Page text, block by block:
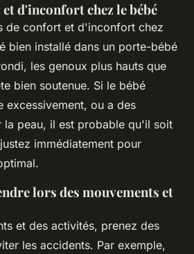
d'inconfort chez le bébé
de confort et d'inconfort chez
bien installé dans un porte-bébé
les genoux plus hauts que
bien soutenue. Si le bébé
excessivement, ou a des
la peau, il est probable qu'il soit
immédiatement pour
lors des mouvements et
et des activités, prenez des
les accidents. Par exemple,